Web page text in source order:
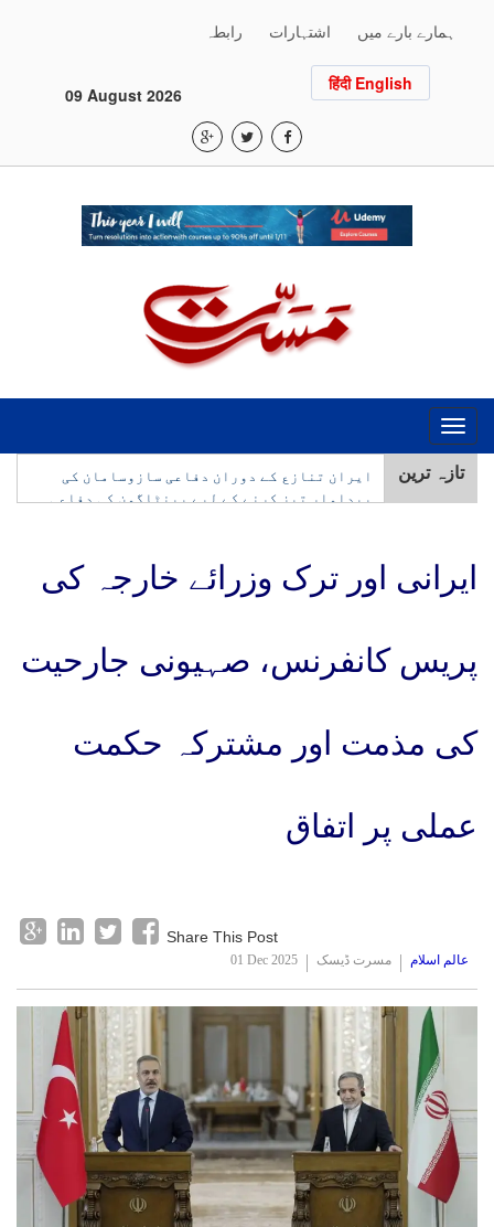
ہمارے بارے میں اشتہارات رابطہ
09 August 2026
हिंदी English
Toggle
navigation
تازہ ترین
امریکہ کی جانب سے شرائط پوری ہونے تک آبنائے ہرمز
پیداوار تیز کرنے کے لیے پینٹاگون کی دفاعی
ایرانی اور ترک وزرائے خارجہ کی
پریس کانفرنس، صہیونی جارحیت
کی مذمت اور مشترکہ حکمت
عملی پر اتفاق
Share This Post
01 Dec 2025 مسرت ڈیسک عالم اسلام